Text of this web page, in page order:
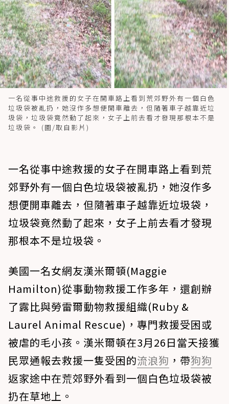
一名從事中途救援的女子在開車路上看到荒郊野外有一個白色
垃圾袋被亂扔，她沒作多想便開車離去，但隨著車子越靠近垃
圾袋，垃圾袋竟然動了起來，女子上前去看才發現那根本不是
垃圾袋。 (圖/取自影片)
一名從事中途救援的女子在開車路上看到荒
郊野外有一個白色垃圾袋被亂扔，她沒作多
想便開車離去，但隨著車子越靠近垃圾袋，
垃圾袋竟然動了起來，女子上前去看才發現
那根本不是垃圾袋。
美國一名女網友漢米爾頓(Maggie
Hamilton)從事動物救援工作多年，還創辦
了露比與勞雷爾動物救援組織(Ruby &
Laurel Animal Rescue)，專門救援受困或
被虐的毛小孩。漢米爾頓在3月26日當天接獲
民眾通報去救援一隻受困的流浪狗 ，帶狗狗
返家途中在荒郊野外看到一個白色垃圾袋被
扔在草地上。